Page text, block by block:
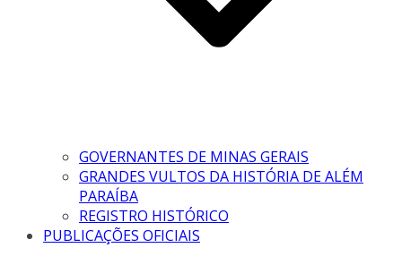
GOVERNANTES DE MINAS GERAIS
GRANDES VULTOS DA HISTÓRIA DE ALÉM
PARAÍBA
REGISTRO HISTÓRICO
PUBLICAÇÕES OFICIAIS